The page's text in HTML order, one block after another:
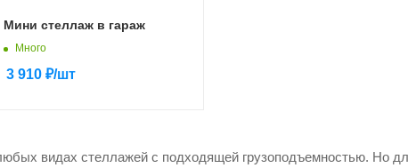
Мини стеллаж в гараж
Много
3 910 ₽/шт
видах стеллажей с подходящей грузоподъемностью. Но